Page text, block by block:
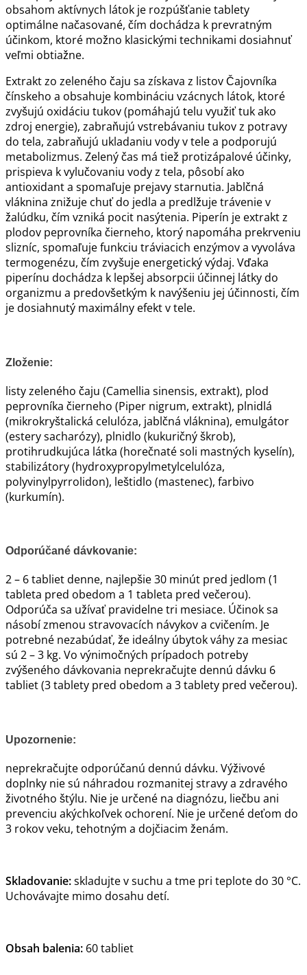
obsahom aktívnych látok je rozpúšťanie tablety
optimálne načasované, čím dochádza k prevratným
účinkom, ktoré možno klasickými technikami dosiahnuť
veľmi obtiažne.
Extrakt zo zeleného čaju sa získava z listov Čajovníka
čínskeho a obsahuje kombináciu vzácnych látok, ktoré
zvyšujú oxidáciu tukov (pomáhajú telu využiť tuk ako
zdroj energie), zabraňujú vstrebávaniu tukov z potravy
do tela, zabraňujú ukladaniu vody v tele a podporujú
metabolizmus. Zelený čas má tiež protizápalové účinky,
prispieva k vylučovaniu vody z tela, pôsobí ako
antioxidant a spomaľuje prejavy starnutia. Jablčná
vláknina znižuje chuť do jedla a predlžuje trávenie v
žalúdku, čím vzniká pocit nasýtenia. Piperín je extrakt z
plodov peprovníka čierneho, ktorý napomáha prekrveniu
slizníc, spomaľuje funkciu tráviacich enzýmov a vyvoláva
termogenézu, čím zvyšuje energetický výdaj. Vďaka
piperínu dochádza k lepšej absorpcii účinnej látky do
organizmu a predovšetkým k navýšeniu jej účinnosti, čím
je dosiahnutý maximálny efekt v tele.
Zloženie:
listy zeleného čaju (Camellia sinensis, extrakt), plod
peprovníka čierneho (Piper nigrum, extrakt), plnidlá
(mikrokryštalická celulóza, jablčná vláknina), emulgátor
(estery sacharózy), plnidlo (kukuričný škrob),
protihrudkujúca látka (horečnaté soli mastných kyselín),
stabilizátory (hydroxypropylmetylcelulóza,
polyvinylpyrrolidon), leštidlo (mastenec), farbivo
(kurkumín).
Odporúčané dávkovanie:
2 – 6 tabliet denne, najlepšie 30 minút pred jedlom (1
tableta pred obedom a 1 tableta pred večerou).
Odporúča sa užívať pravidelne tri mesiace. Účinok sa
násobí zmenou stravovacích návykov a cvičením. Je
potrebné nezabúdať, že ideálny úbytok váhy za mesiac
sú 2 – 3 kg. Vo výnimočných prípadoch potreby
zvýšeného dávkovania neprekračujte dennú dávku 6
tabliet (3 tablety pred obedom a 3 tablety pred večerou).
Upozornenie:
neprekračujte odporúčanú dennú dávku. Výživové
doplnky nie sú náhradou rozmanitej stravy a zdravého
životného štýlu. Nie je určené na diagnózu, liečbu ani
prevenciu akýchkoľvek ochorení. Nie je určené deťom do
3 rokov veku, tehotným a dojčiacim ženám.
Skladovanie:skladujte v suchu a tme pri teplote do 30 °C.
Uchovávajte mimo dosahu detí.
Obsah balenia: 60 tabliet